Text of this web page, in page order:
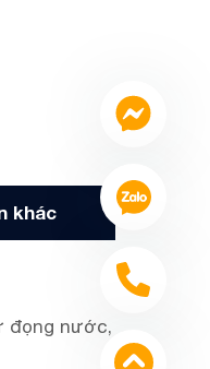
khác
đọng nước,